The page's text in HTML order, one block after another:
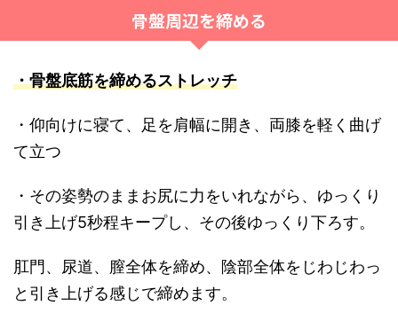
骨盤周辺を締める
・骨盤底筋を締めるストレッチ
・仰向けに寝て、足を肩幅に開き、両膝を軽く曲げ
て立つ
・その姿勢のままお尻に力をいれながら、ゆっくり
引き上げ5秒程キープし、その後ゆっくり下ろす。
肛門、尿道、膣全体を締め、陰部全体をじわじわっ
と引き上げる感じで締めます。